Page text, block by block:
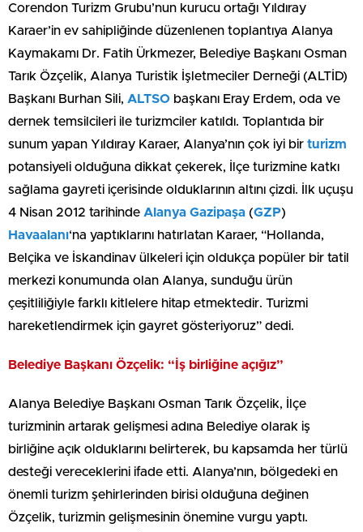
Corendon Turizm Grubu’nun kurucu ortağı Yıldıray
Karaer’in ev sahipliğinde düzenlenen toplantıya Alanya
Kaymakamı Dr. Fatih Ürkmezer, Belediye Başkanı Osman
Tarık Özçelik, Alanya Turistik İşletmeciler Derneği (ALTİD)
Başkanı Burhan Sili, ALTSO başkanı Eray Erdem, oda ve
dernek temsilcileri ile turizmciler katıldı. Toplantıda bir
sunum yapan Yıldıray Karaer, Alanya’nın çok iyi bir turizm
potansiyeli olduğuna dikkat çekerek, İlçe turizmine katkı
sağlama gayreti içerisinde olduklarının altını çizdi. İlk uçuşu
4 Nisan 2012 tarihinde Alanya Gazipaşa (GZP)
Havaalanı‘na yaptıklarını hatırlatan Karaer, “Hollanda,
Belçika ve İskandinav ülkeleri için oldukça popüler bir tatil
merkezi konumunda olan Alanya, sunduğu ürün
çeşitliliğiyle farklı kitlelere hitap etmektedir. Turizmi
hareketlendirmek için gayret gösteriyoruz” dedi.
Belediye Başkanı Özçelik: “İş birliğine açığız”
Alanya Belediye Başkanı Osman Tarık Özçelik, İlçe
turizminin artarak gelişmesi adına Belediye olarak iş
birliğine açık olduklarını belirterek, bu kapsamda her türlü
desteği vereceklerini ifade etti. Alanya’nın, bölgedeki en
önemli turizm şehirlerinden birisi olduğuna değinen
Özçelik, turizmin gelişmesinin önemine vurgu yaptı.